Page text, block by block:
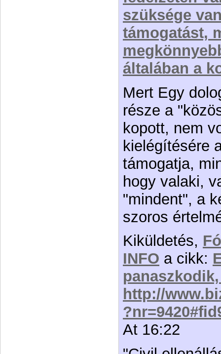
szüksége
támogatást,
általában a
Mert Egy
része a
kopott, nem
kielégítésére
támogatja,
hogy valaki,
"mindent", a
szoros
Kiküldetés,
INFO a cikk:
http://
At 16:22